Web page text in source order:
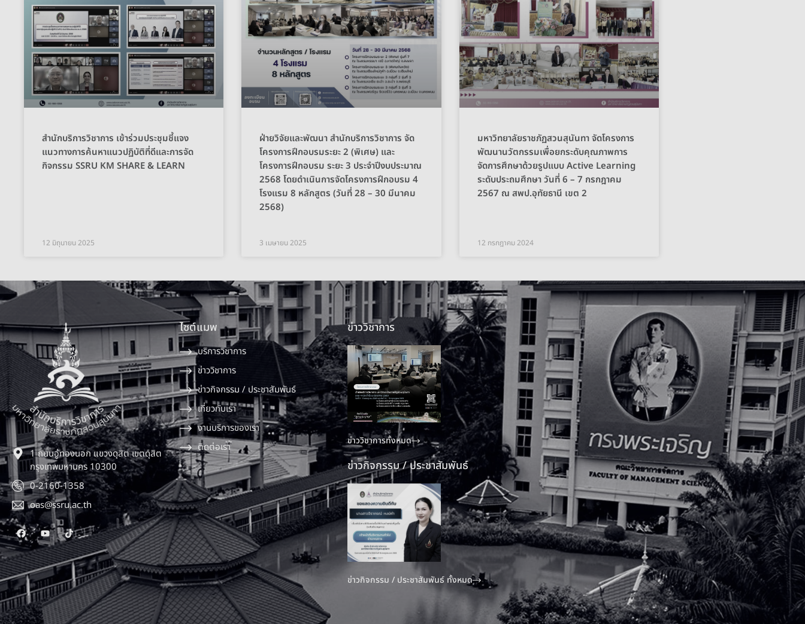
สำนักบริการวิชาการ เข้าร่วมประชุมชี้แจง
แนวทางการค้นหาแนวปฏิบัติที่ดีและการจัด
กิจกรรม SSRU KM SHARE & LEARN
12 มิถุนายน 2025
ฝ่ายวิจัยและพัฒนา สำนักบริการวิชาการ จัด
โครงการฝึกอบรมระยะ 2 (พิเศษ) และ
โครงการฝึกอบรม ระยะ 3 ประจำปีงบประมาณ
2568 โดยดำเนินการจัดโครงการฝึกอบรม 4
โรงแรม 8 หลักสูตร (วันที่ 28 – 30 มีนาคม
2568)
3 เมษายน 2025
มหาวิทยาลัยราชภัฏสวนสุนันทา จัดโครงการ
พัฒนานวัตกรรมเพื่อยกระดับคุณภาพการ
จัดการศึกษาด้วยรูปแบบ Active Learning
ระดับประถมศึกษา วันที่ 6 – 7 กรกฎาคม
2567 ณ สพป.อุทัยธานี เขต 2
12 กรกฎาคม 2024
1 ถนนอู่ทองนอก แขวงดุสิต เขตดุสิต
กรุงเทพมหานคร 10300
0-2160-1358
oas@ssru.ac.th
ไซต์แมพ
บริการวิชาการ
ข่าววิชาการ
ข่าวกิจกรรม / ประชาสัมพันธ์
เกี่ยวกับเรา
งานบริการของเรา
ติดต่อเรา
ข่าววิชาการ
ข่าววิชาการทั้งหมด
ข่าวกิจกรรม / ประชาสัมพันธ์
ข่าวกิจกรรม / ประชาสัมพันธ์ ทั้งหมด